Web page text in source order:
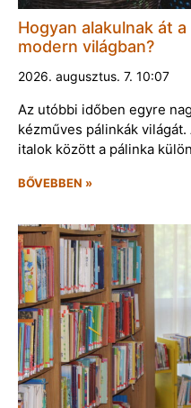
Hogyan alakulnak át
modern világban?
2026. augusztus. 7. 10:07
Az utóbbi időben egyre
kézműves pálinkák
italok között a pálinka
BŐVEBBEN »